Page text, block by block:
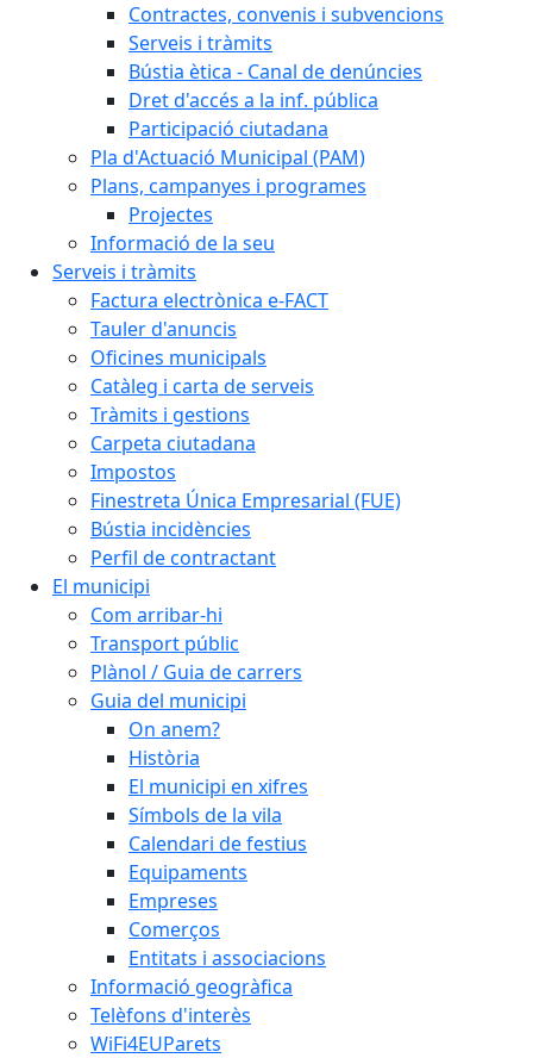
Contractes, convenis i subvencions
Serveis i tràmits
Bústia ètica - Canal de denúncies
Dret d'accés a la inf. pública
Participació ciutadana
Pla d'Actuació Municipal (PAM)
Plans, campanyes i programes
Projectes
Informació de la seu
Serveis i tràmits
Factura electrònica e-FACT
Tauler d'anuncis
Oficines municipals
Catàleg i carta de serveis
Tràmits i gestions
Carpeta ciutadana
Impostos
Finestreta Única Empresarial (FUE)
Bústia incidències
Perfil de contractant
El municipi
Com arribar-hi
Transport públic
Plànol / Guia de carrers
Guia del municipi
On anem?
Història
El municipi en xifres
Símbols de la vila
Calendari de festius
Equipaments
Empreses
Comerços
Entitats i associacions
Informació geogràfica
Telèfons d'interès
WiFi4EUParets